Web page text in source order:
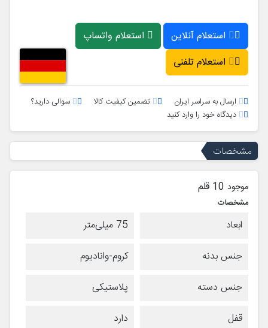
استعلام آنلاین
استعلام واتساپ
استعلام تلفنی
ارسال به سراسر ایران تضمین کیفیت کالا
سوالی دارید؟
دیدگاه خود را وارد کنید
مشخصات
موجود 10 قلم
مشخصات
ابعاد
75 میلی‌متر
جنس بدنه
کروم-وانادیوم
جنس دسته
پلاستیکی
قفل
دارد